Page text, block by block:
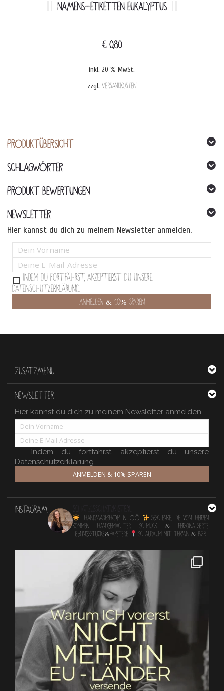
NAMENS-ETIKETTEN EUKALYPTUS
€ 0,80
inkl. 20 % MwSt.
zzgl. Versandkosten
PRODUKTÜBERSICHT
SCHLAGWÖRTER
PRODUKT BEWERTUNGEN
NEWSLETTER
Hier kannst du dich zu meinem Newsletter anmelden.
Indem Du fortfährst, akzeptierst Du unsere
Datenschutzerklärung.
ZUSATZMENÜ
NEWSLETTER
Hier kannst du dich zu meinem Newsletter anmelden.
Indem du fortfährst, akzeptierst du unsere
Datenschutzerklärung.
ANMELDEN & 10% SPAREN
INSTAGRAM
HANDMADESHOP in OÖ
Geschenke, die von Herzen
kommen Handgemachter Schmuck & personalisierte
Lieblingsstücke&Papeterie
Schauraum mit TERMIN & B2B